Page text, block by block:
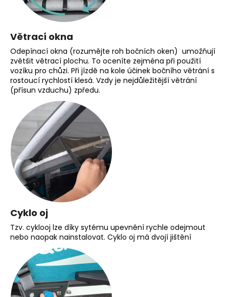
Větrací okna
Odepínací okna (rozumějte roh bočních oken) umožňují
zvětšit větrací plochu. To oceníte zejména při použití
vozíku pro chůzi. Při jízdě na kole účinek bočního větrání s
rostoucí rychlostí klesá. Vzdy je nejdůležitější větrání
(přísun vzduchu) zpředu.
Cyklo oj
Tzv. cyklooj lze díky sytému upevnění rychle odejmout
nebo naopak nainstalovat. Cyklo oj má dvojí jištění